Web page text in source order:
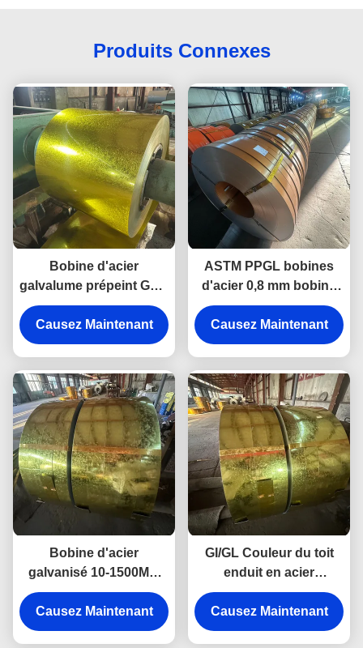
Produits Connexes
Bobine d'acier
galvalume prépeint Gsm
550 Bobine d'acier PPGI
Causez Maintenant
ASTM PPGL bobines
d'acier 0,8 mm bobine
recouverte de zinc
prépeinte à chaud
Causez Maintenant
Bobine d'acier
galvanisé 10-1500MM
Bobine d'acier
Galvalume Az150
Causez Maintenant
GI/GL Couleur du toit
enduit en acier
galvanisé bobine à
chaud immergé 0,12
mm-4 mm
Causez Maintenant